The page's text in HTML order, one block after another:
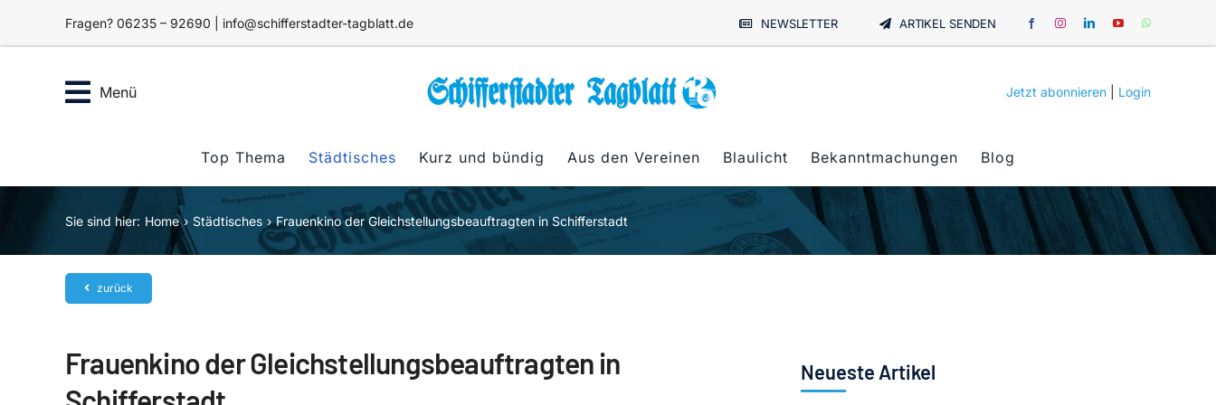
Fragen? 06235 – 92690 | info@schifferstadter-tagblatt.de NEWSLETTER ARTIKEL SENDEN
Menü Jetzt abonnieren Login
Top Thema Städtisches Kurz und bündig Aus den Vereinen Blaulicht Bekanntmachungen Blog
Sie sind hier: Home Städtisches Frauenkino der Gleichstellungsbeauftragten in Schifferstadt
zurück
Frauenkino der Gleichstellungsbeauftragten in
Neueste Artikel